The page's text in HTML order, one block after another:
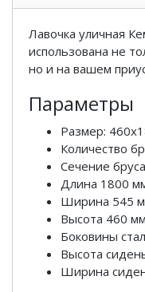
Лавочка уличная
использована не
но и на вашем
Параметры
Размер:
Количество
Сечение
Длина 1800
Ширина 545
Высота 460 мм
Боковины
Высота
Ширина